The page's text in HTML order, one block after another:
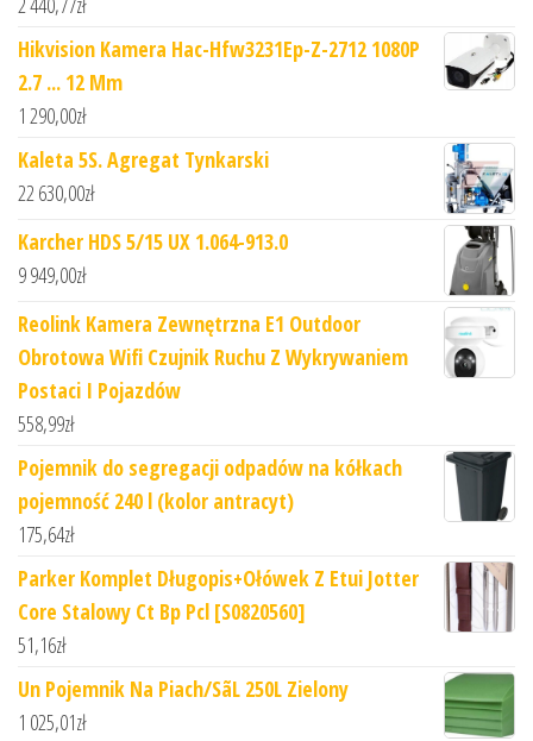
Hikvision Kamera Hac-Hfw3231Ep-Z-2712 1080P
2.7 ... 12 Mm
1 290,00zł
Kaleta 5S. Agregat Tynkarski
22 630,00zł
Karcher HDS 5/15 UX 1.064-913.0
9 949,00zł
Reolink Kamera Zewnętrzna E1 Outdoor
Obrotowa Wifi Czujnik Ruchu Z Wykrywaniem
Postaci I Pojazdów
558,99zł
Pojemnik do segregacji odpadów na kółkach
pojemność 240 l (kolor antracyt)
175,64zł
Parker Komplet Długopis+Ołówek Z Etui Jotter
Core Stalowy Ct Bp Pcl [S0820560]
51,16zł
Un Pojemnik Na Piach/SãL 250L Zielony
1 025,01zł